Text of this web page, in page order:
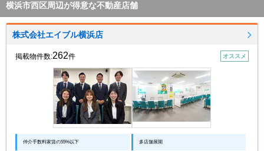
横浜市西区周辺が得意な不動産店舗
株式会社エイブル横浜店
掲載物件数:262件 オススメ
仲介手数料家賃の55%以下 多店舗展開